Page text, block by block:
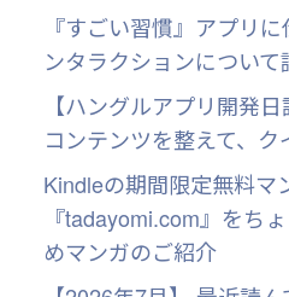
『すごい習慣』アプリ
ンタラクションについて
【ハングルアプリ開発日
コンテンツを整えて、
Kindleの期間限定無料マ
『tadayomi.com』をち
めマンガのご紹介